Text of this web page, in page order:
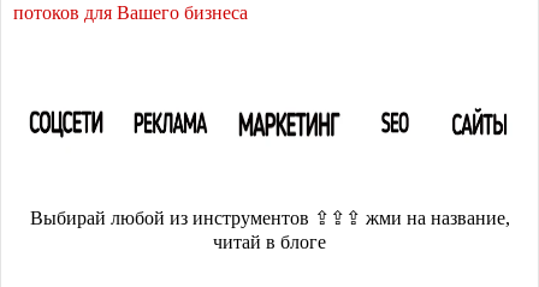
потоков для Вашего бизнеса
Выбирай любой из инструментов ⇪⇪⇪ жми на название,
читай в блоге